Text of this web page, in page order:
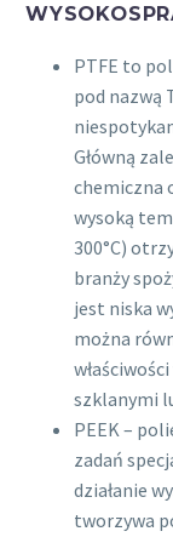
PTFE to
pod nazwą
Główną
chemiczna
wysoką
300°C)
branży
jest niska
można
szklanymi
PEEK –
zadań
działanie
tworzywa